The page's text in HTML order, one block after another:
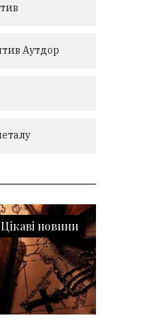
Аутдор
Цікаві новини